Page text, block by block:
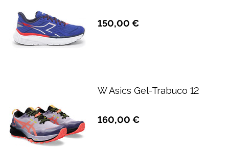
150,00 €
W Asics Gel-Trabuco 12
160,00 €